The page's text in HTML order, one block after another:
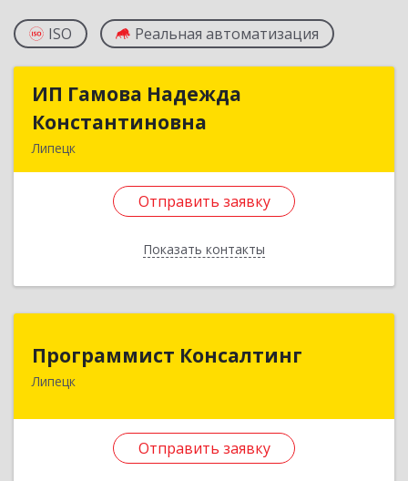
ISO Реальная автоматизация
ИП Гамова Надежда
Константиновна
Липецк
Отправить заявку
Показать контакты
ИП Гамова Надежда
Константиновна
дом № 51/3, кв.3
Программист Консалтинг
Липецк
Отправить заявку